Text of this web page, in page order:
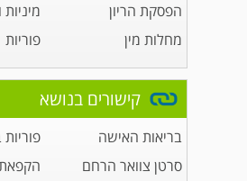
הפסקת הריון
מיניות
מחלות מין
פוריות
קישורים בנושא
בריאות האישה
סרטן צוואר הרחם